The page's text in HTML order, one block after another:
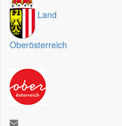
Land
Oberösterreich